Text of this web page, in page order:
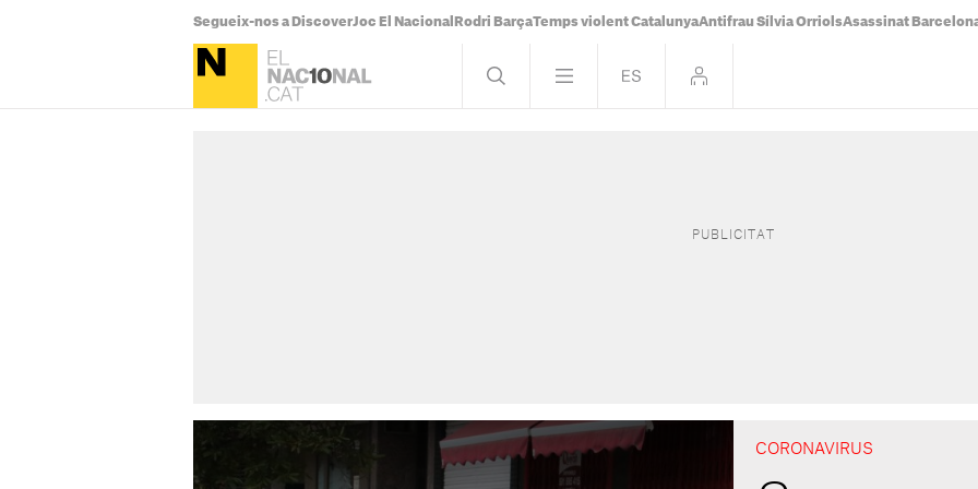
Segueix-nos a DiscoverJoc El Nacional Rodri BarçaTemps violent CatalunyaAntifrau Sílvia OrriolsAsassinat
CORONAVIRUS